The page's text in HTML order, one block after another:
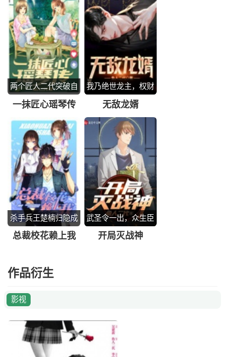
两个匠人二代突破自
我
一抹匠心瑶琴传
我乃绝世龙主，权财
无双
无敌龙婿
杀手兵王楚楠归隐成
保镖
总裁校花赖上我
武圣令一出，众生臣
服
开局灭战神
作品衍生
影视